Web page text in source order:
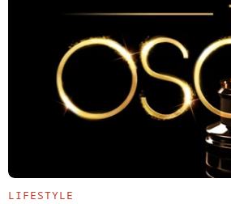
LIFESTYLE